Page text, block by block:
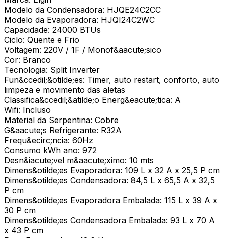
Modelo da Condensadora: HJQE24C2CC
Modelo da Evaporadora: HJQI24C2WC
Capacidade: 24000 BTUs
Ciclo: Quente e Frio
Voltagem: 220V / 1F / Monof&aacute;sico
Cor: Branco
Tecnologia: Split Inverter
Fun&ccedil;&otilde;es: Timer, auto restart, conforto, auto
limpeza e movimento das aletas
Classifica&ccedil;&atilde;o Energ&eacute;tica: A
Wifi: Incluso
Material da Serpentina: Cobre
G&aacute;s Refrigerante: R32A
Frequ&ecirc;ncia: 60Hz
Consumo kWh ano: 972
Desn&iacute;vel m&aacute;ximo: 10 mts
Dimens&otilde;es Evaporadora: 109 L x 32 A x 25,5 P cm
Dimens&otilde;es Condensadora: 84,5 L x 65,5 A x 32,5
P cm
Dimens&otilde;es Evaporadora Embalada: 115 L x 39 A x
30 P cm
Dimens&otilde;es Condensadora Embalada: 93 L x 70 A
x 43 P cm